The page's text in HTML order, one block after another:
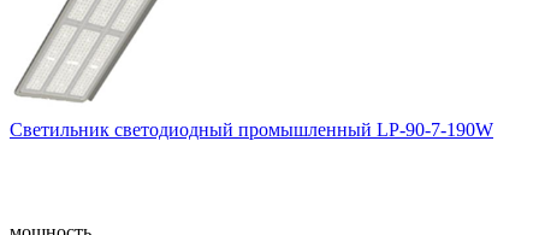
Светильник светодиодный промышленный LP-90-7-190W